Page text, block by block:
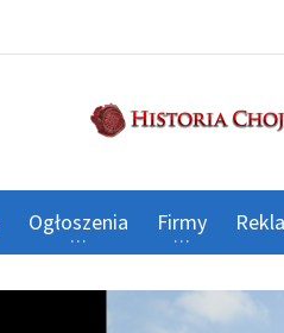
Ogłoszenia Firmy